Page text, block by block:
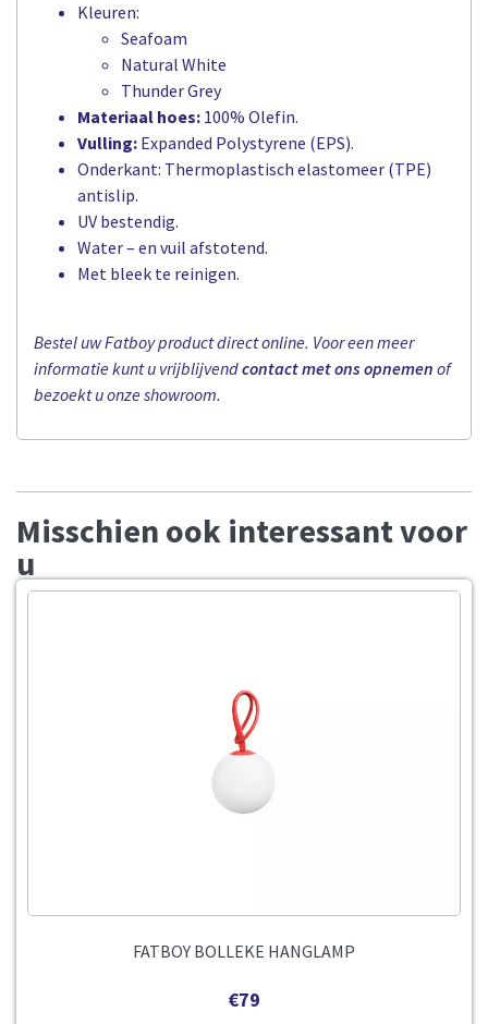
Kleuren:
Seafoam
Natural White
Thunder Grey
Materiaal hoes: 100% Olefin.
Vulling: Expanded Polystyrene (EPS).
Onderkant: Thermoplastisch elastomeer (TPE)
antislip.
UV bestendig.
Water – en vuil afstotend.
Met bleek te reinigen.
Bestel uw Fatboy product direct online. Voor een meer
informatie kunt u vrijblijvendcontact met ons opnemen of
bezoekt u onze showroom.
Misschien ook interessant voor
u
FATBOY BOLLEKE HANGLAMP
€79